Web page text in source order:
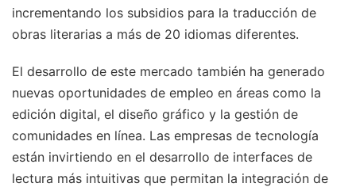
incrementando los subsidios para la traducción de
obras literarias a más de 20 idiomas diferentes.
El desarrollo de este mercado también ha generado
nuevas oportunidades de empleo en áreas como la
edición digital, el diseño gráfico y la gestión de
comunidades en línea. Las empresas de tecnología
están invirtiendo en el desarrollo de interfaces de
lectura más intuitivas que permitan la integración de